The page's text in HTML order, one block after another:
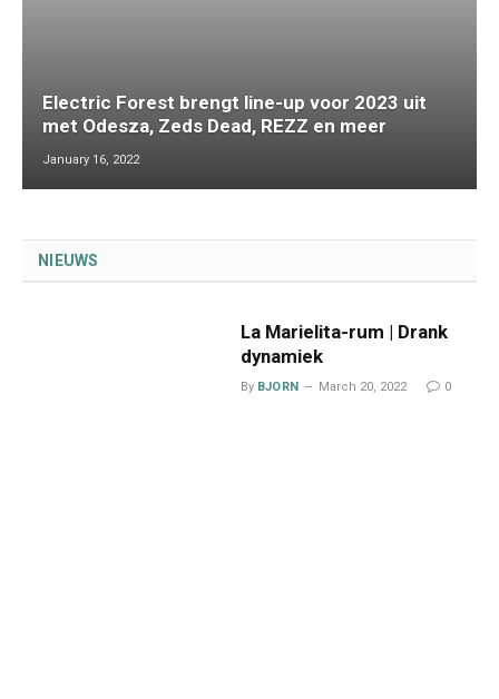
Electric Forest brengt line-up voor 2023 uit
met Odesza, Zeds Dead, REZZ en meer
January 16, 2022
NIEUWS
La Marielita-rum | Drank
dynamiek
By BJORN March 20, 2022 0